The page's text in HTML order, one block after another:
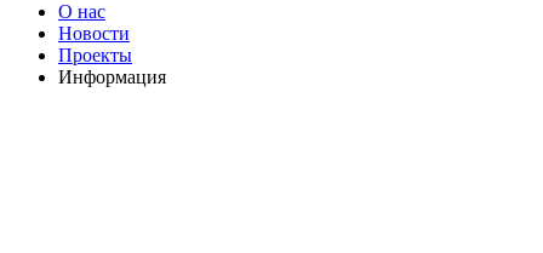
О нас
Новости
Проекты
Информация